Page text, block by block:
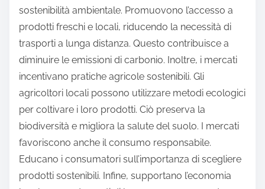
sostenibilità ambientale. Promuovono l’accesso a
prodotti freschi e locali, riducendo la necessità di
trasporti a lunga distanza. Questo contribuisce a
diminuire le emissioni di carbonio. Inoltre, i mercati
incentivano pratiche agricole sostenibili. Gli
agricoltori locali possono utilizzare metodi ecologici
per coltivare i loro prodotti. Ciò preserva la
biodiversità e migliora la salute del suolo. I mercati
favoriscono anche il consumo responsabile.
Educano i consumatori sull’importanza di scegliere
prodotti sostenibili. Infine, supportano l’economia